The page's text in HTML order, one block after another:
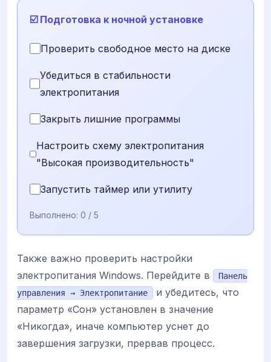
☑️ Подготовка к ночной установке
Проверить свободное место на диске
Убедиться в стабильности
электропитания
Закрыть лишние программы
Настроить схему электропитания
"Высокая производительность"
Запустить таймер или утилиту
Выполнено: 0 / 5
Также важно проверить настройки
электропитания Windows. Перейдите в
Панель
управления → Электропитание
и убедитесь, что
параметр «Сон» установлен в значение
«Никогда», иначе компьютер уснет до
завершения загрузки, прервав процесс.